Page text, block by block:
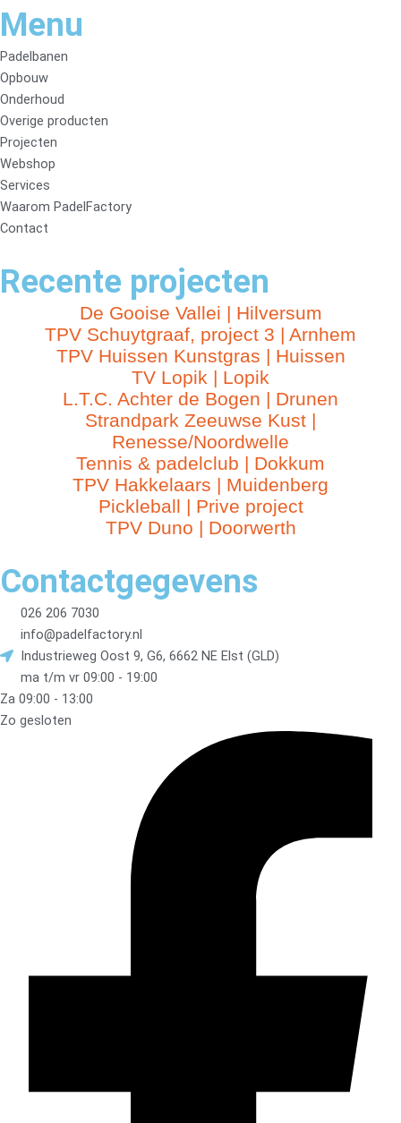
Menu
Padelbanen
Opbouw
Onderhoud
Overige producten
Projecten
Webshop
Services
Waarom PadelFactory
Contact
Recente projecten
De Gooise Vallei | Hilversum
TPV Schuytgraaf, project 3 | Arnhem
TPV Huissen Kunstgras | Huissen
TV Lopik | Lopik
L.T.C. Achter de Bogen | Drunen
Strandpark Zeeuwse Kust |
Renesse/Noordwelle
Tennis & padelclub | Dokkum
TPV Hakkelaars | Muidenberg
Pickleball | Prive project
TPV Duno | Doorwerth
Contactgegevens
026 206 7030
info@padelfactory.nl
Industrieweg Oost 9, G6, 6662 NE Elst (GLD)
ma t/m vr 09:00 - 19:00
Za 09:00 - 13:00
Zo gesloten